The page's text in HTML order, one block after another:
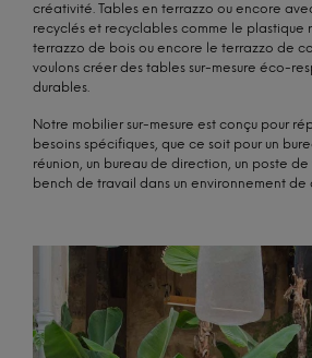
créativité. Tables en terrazzo ou encore
recyclés et recyclables comme le plastique
terrazzo de bois ou encore le terrazzo de
voulons créer des tables sur-mesure éco-
durables.
Notre mobilier sur-mesure est conçu pour
besoins spécifiques, que ce soit pour un
réunion, un bureau de direction, un poste de
bench de travail dans un environnement de